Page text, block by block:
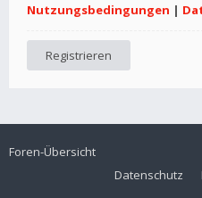
Nutzungsbedingungen |
Registrieren
Foren-Übersicht
Datenschutz